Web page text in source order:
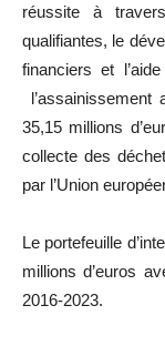
réussite à
qualifiantes, le
financiers et
35,15 millions
collecte des
par l’Union
Le portefeuille
millions d’euros
2016-2023.